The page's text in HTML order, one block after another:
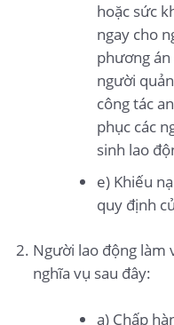
hoặc sức
ngay cho
phương
người
công tác
phục các
sinh lao
e) Khiếu
quy định
Người lao động làm
nghĩa vụ sau đây:
a) Chấp